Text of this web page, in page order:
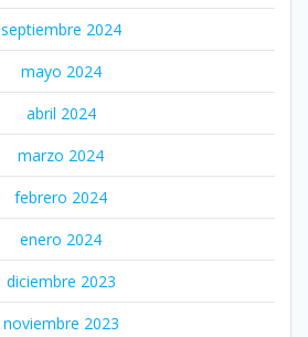
septiembre 2024
mayo 2024
abril 2024
marzo 2024
febrero 2024
enero 2024
diciembre 2023
noviembre 2023